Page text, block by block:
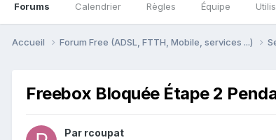
Forums Calendrier Règles Équipe
Accueil Forum Free (ADSL, FTTH, Mobile, services ...)
Freebox Bloquée Étape 2
Par rcoupat